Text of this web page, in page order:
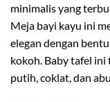
minimalis yang
Meja bayi kayu ini
elegan dengan
kokoh. Baby tafel ini
putih, coklat, dan